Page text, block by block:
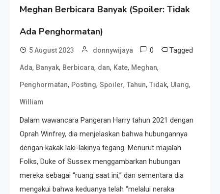
Meghan Berbicara Banyak (Spoiler: Tidak
Ada Penghormatan)
5 August 2023 donnywijaya 0 Tagged
Ada, Banyak, Berbicara, dan, Kate, Meghan,
Penghormatan, Posting, Spoiler, Tahun, Tidak, Ulang,
William
Dalam wawancara Pangeran Harry tahun 2021 dengan
Oprah Winfrey, dia menjelaskan bahwa hubungannya
dengan kakak laki-lakinya tegang. Menurut majalah
Folks, Duke of Sussex menggambarkan hubungan
mereka sebagai “ruang saat ini,” dan sementara dia
mengakui bahwa keduanya telah “melalui neraka